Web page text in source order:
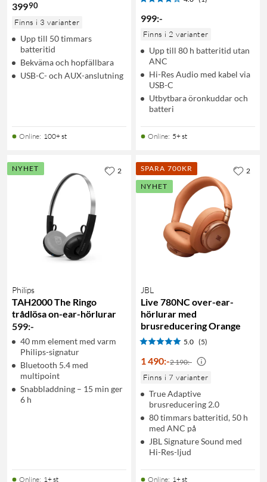
39990
Finns i 3 varianter
Upp till 50 timmars
batteritid
Bekväma och hopfällbara
USB-C- och AUX-anslutning
Online: 100+ st
999:-
Finns i 2 varianter
Upp till 80 h batteritid utan
ANC
Hi-Res Audio med kabel via
USB-C
Utbytbara öronkuddar och
batteri
Online: 5+ st
NYHET
Philips
TAH2000 The Ringo
trådlösa on-ear-hörlurar
599:-
40 mm element med varm
Philips-signatur
Bluetooth 5.4 med
multipoint
Snabbladdning – 15 min ger
6 h
Online: 1+ st
2
SPARA 700KR
NYHET
JBL
Live 780NC over-ear-
hörlurar med
brusreducering Orange
5.0 (5)
1 490:-2 190:-
Finns i 7 varianter
True Adaptive
brusreducering 2.0
80 timmars batteritid, 50 h
med ANC på
JBL Signature Sound med
Hi-Res-ljud
Online: 1+ st
2